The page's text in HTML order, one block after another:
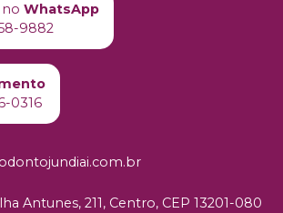
WhatsApp
9882
0316
Antunes, 211, Centro, CEP 13201-080